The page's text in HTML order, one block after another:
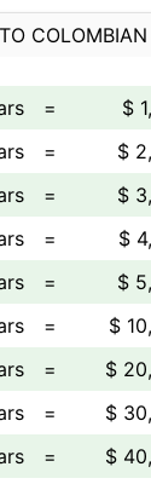
COLOMBIAN
=
$
=
$
=
$
=
$
=
$
=
$
=
$
=
$
= $